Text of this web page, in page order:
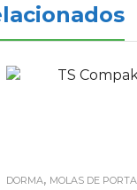
DORMA, MOLAS DE PORTA